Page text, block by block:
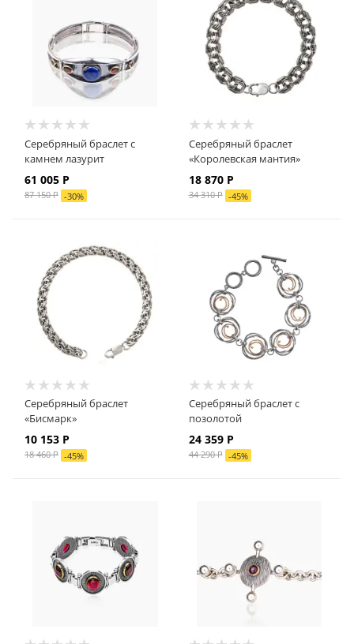
Серебряный браслет с
камнем лазурит
61 005 Р
87 150 Р -30%
Серебряный браслет
«Королевская мантия»
18 870Р
34 310Р -45%
Серебряный браслет
«Бисмарк»
10 153 Р
18 460 Р -45%
Серебряный браслет с
позолотой
24 359 Р
44 290 Р -45%